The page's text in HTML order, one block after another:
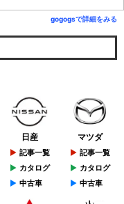
gogogsで詳細をみる
日産
記事一覧
カタログ
中古車
マツダ
記事一覧
カタログ
中古車